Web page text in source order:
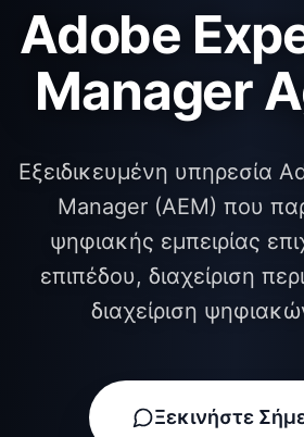
Adobe
Manager
Εξειδικευμένη υπηρεσία
Manager (AEM) που
ψηφιακής εμπειρίας
επιπέδου, διαχείριση
διαχείριση
Ξεκινήστε